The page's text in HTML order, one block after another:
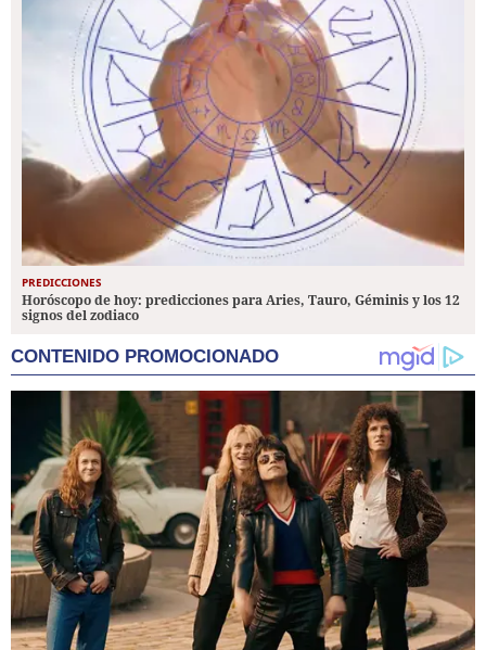
PREDICCIONES
Horóscopo de hoy: predicciones para Aries, Tauro, Géminis y los 12
signos del zodiaco
CONTENIDO PROMOCIONADO